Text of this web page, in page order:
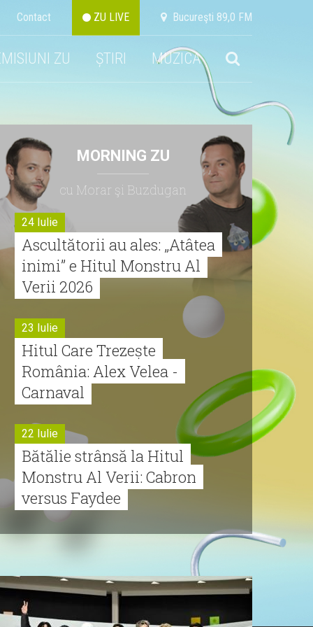
Contact ZU LIVE Bucureşti 89,0 FM
ZU ȘTIRI MUZICA
MORNING ZU
cu Morar şi Buzdugan
24 Iulie
Ascultătorii au ales: „Atâtea
inimi” e Hitul Monstru Al
Verii 2026
23 Iulie
Hitul Care Trezește
România: Alex Velea -
Carnaval
22 Iulie
Bătălie strânsă la Hitul
Monstru Al Verii: Cabron
versus Faydee
21 Iulie
Cabron vine cu Hitul
Monstru al Verii